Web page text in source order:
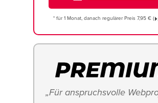
* für 1 Monat, danach regulärer Preis 7,95 € (
„Für anspruchsvolle